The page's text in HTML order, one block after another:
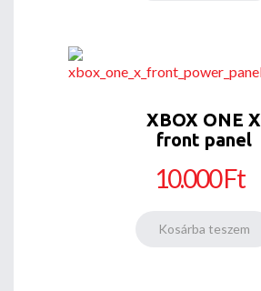
XBOX ONE X
front panel
10.000 Ft